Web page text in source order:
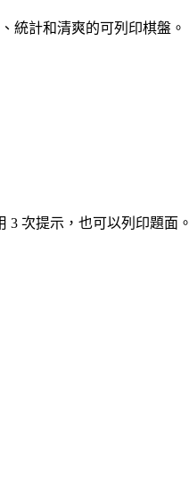
統計和清爽的可列印棋盤。
3 次提示，也可以列印題面。